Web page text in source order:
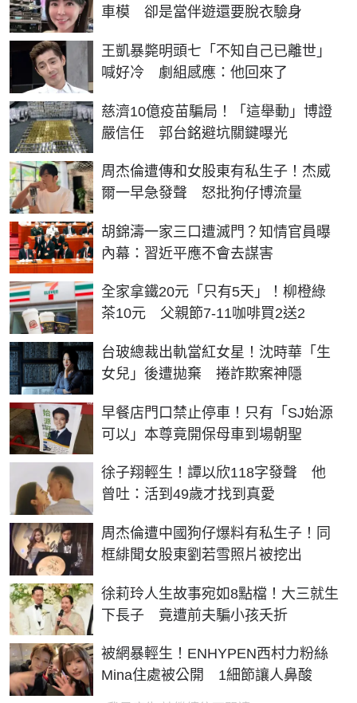
車模 卻是當伴遊還要脫衣驗身
王凱暴斃明頭七「不知自己已離世」
喊好冷 劇組感應：他回來了
慈濟10億疫苗騙局！「這舉動」博證
嚴信任 郭台銘避坑關鍵曝光
周杰倫遭傳和女股東有私生子！杰威
爾一早急發聲 怒批狗仔博流量
胡錦濤一家三口遭滅門？知情官員曝
內幕：習近平應不會去謀害
全家拿鐵20元「只有5天」！柳橙綠
茶10元 父親節7-11咖啡買2送2
台玻總裁出軌當紅女星！沈時華「生
女兒」後遭拋棄 捲詐欺案神隱
早餐店門口禁止停車！只有「SJ始源
可以」本尊竟開保母車到場朝聖
徐子翔輕生！譚以欣118字發聲 他
曾吐：活到49歲才找到真愛
周杰倫遭中國狗仔爆料有私生子！同
框緋聞女股東劉若雪照片被挖出
徐莉玲人生故事宛如8點檔！大三就生
下長子 竟遭前夫騙小孩夭折
被網暴輕生！ENHYPEN西村力粉絲
Mina住處被公開 1細節讓人鼻酸